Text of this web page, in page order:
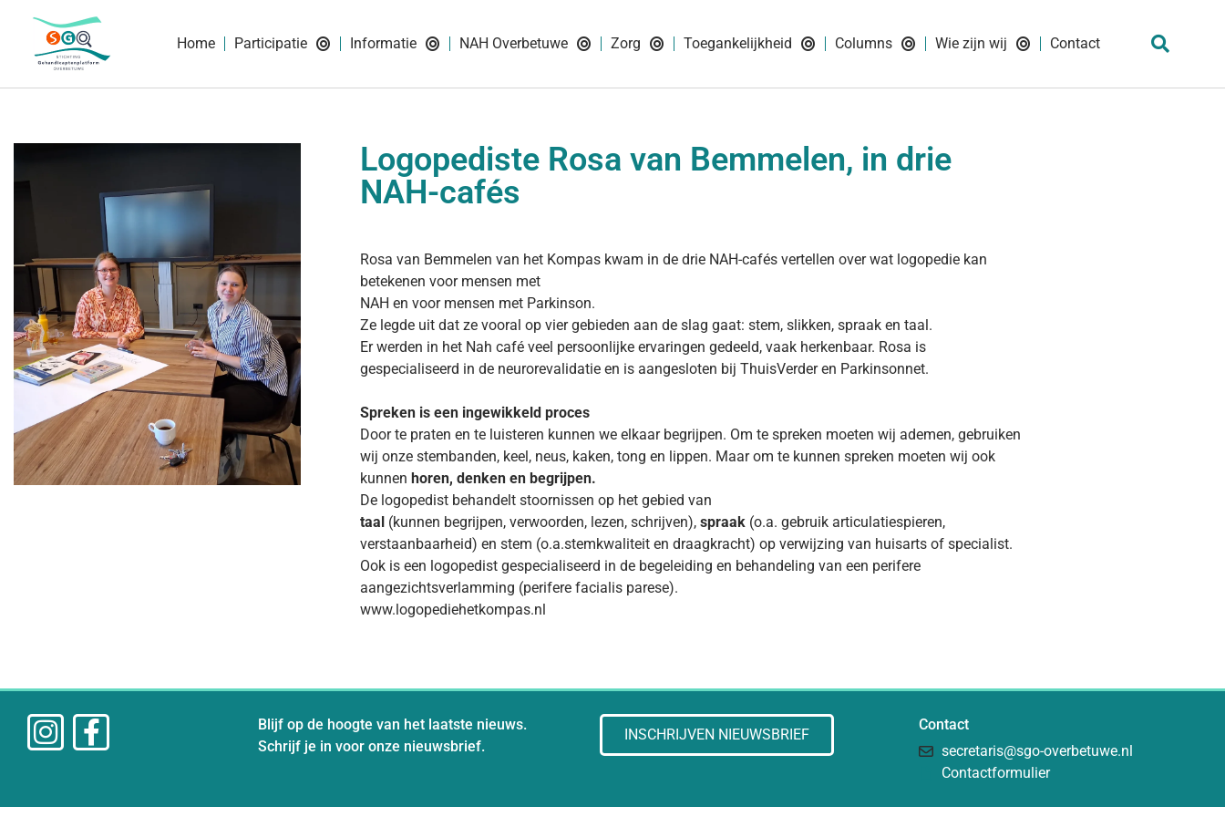
Home Participatie Informatie NAH Overbetuwe Zorg Toegankelijkheid Columns Wie zijn wij Contact
Logopediste Rosa van Bemmelen, in drie
NAH-cafés
Rosa van Bemmelen van het Kompas kwam in de drie NAH-cafés vertellen over wat logopedie kan
betekenen voor mensen met
NAH en voor mensen met Parkinson.
Ze legde uit dat ze vooral op vier gebieden aan de slag gaat: stem, slikken, spraak en taal.
Er werden in het Nah café veel persoonlijke ervaringen gedeeld, vaak herkenbaar. Rosa is
gespecialiseerd in de neurorevalidatie en is aangesloten bij ThuisVerder en Parkinsonnet.
Spreken is een ingewikkeld proces
Door te praten en te luisteren kunnen we elkaar begrijpen. Om te spreken moeten wij ademen, gebruiken
wij onze stembanden, keel, neus, kaken, tong en lippen. Maar om te kunnen spreken moeten wij ook
kunnen horen, denken en begrijpen.
De logopedist behandelt stoornissen op het gebied van
taal (kunnen begrijpen, verwoorden, lezen, schrijven), spraak (o.a. gebruik articulatiespieren,
verstaanbaarheid) en stem (o.a.stemkwaliteit en draagkracht) op verwijzing van huisarts of specialist.
Ook is een logopedist gespecialiseerd in de begeleiding en behandeling van een perifere
aangezichtsverlamming (perifere facialis parese).
www.logopediehetkompas.nl
Blijf op de hoogte van het laatste nieuws.
Schrijf je in voor onze nieuwsbrief.
INSCHRIJVEN NIEUWSBRIEF
Contact
secretaris@sgo-overbetuwe.nl
Contactformulier